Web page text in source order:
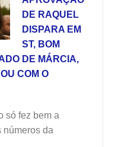
DE RAQUEL
DISPARA EM
ST, BOM
DE MÁRCIA,
COM O
só fez bem a
números da